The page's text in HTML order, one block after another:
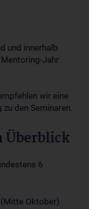
und innerhalb
Jahr
wir eine
den Seminaren.
Überblick
6
(Mitte Oktober)